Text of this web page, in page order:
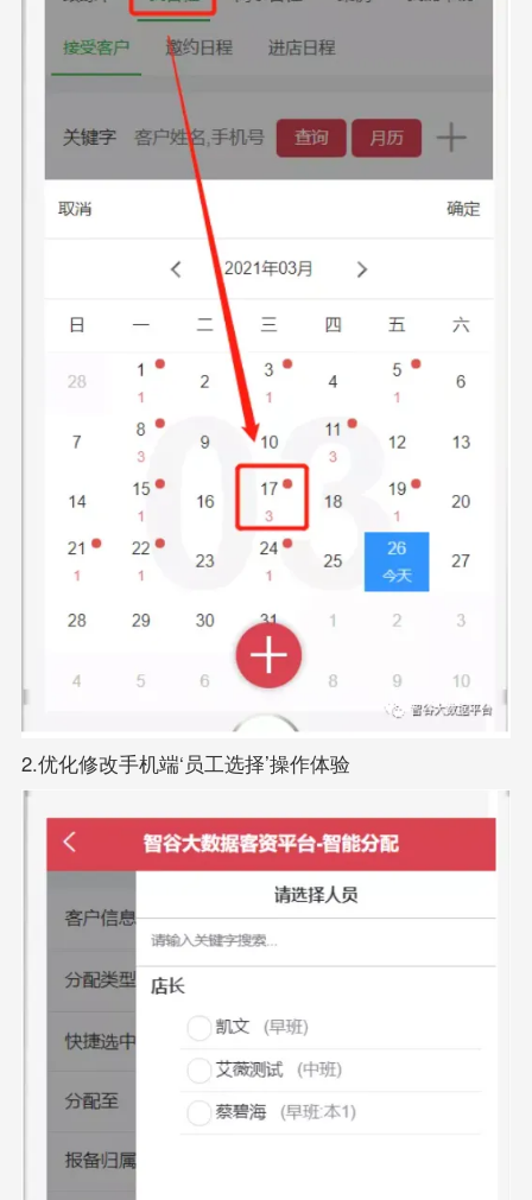
2.优化修改手机端‘员工选择’操作体验